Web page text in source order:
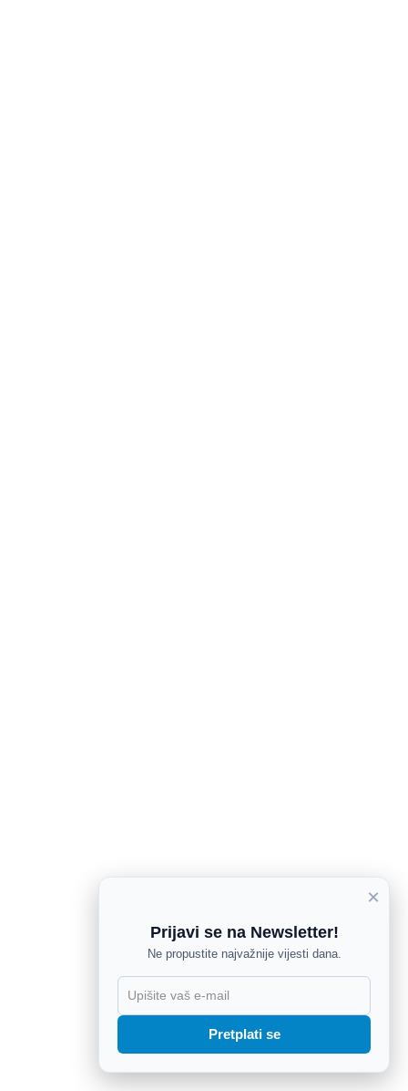
×
Prijavi se na Newsletter!
Ne propustite najvažnije vijesti dana.
Pretplati se